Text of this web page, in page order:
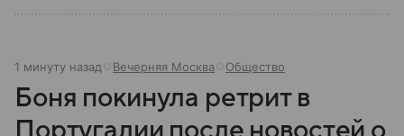
1 минуту назад Вечерняя Москва Общество
Боня покинула ретрит в